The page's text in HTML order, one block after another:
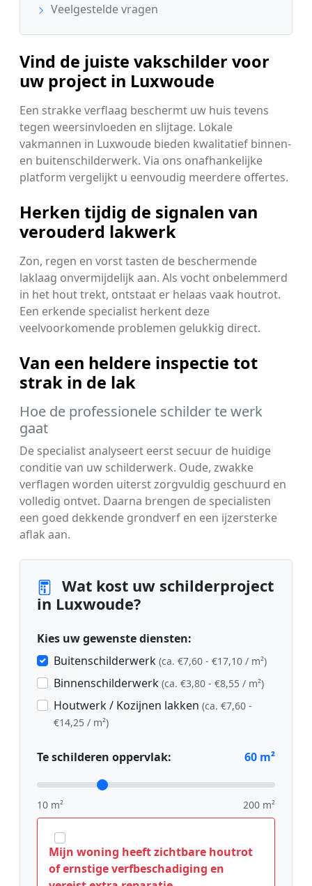
Veelgestelde vragen
Vind de juiste vakschilder voor
uw project in Luxwoude
Een strakke verflaag beschermt uw huis tevens
tegen weersinvloeden en slijtage. Lokale
vakmannen in Luxwoude bieden kwalitatief binnen-
en buitenschilderwerk. Via ons onafhankelijke
platform vergelijkt u eenvoudig meerdere offertes.
Herken tijdig de signalen van
verouderd lakwerk
Zon, regen en vorst tasten de beschermende
laklaag onvermijdelijk aan. Als vocht onbelemmerd
in het hout trekt, ontstaat er helaas vaak houtrot.
Een erkende specialist herkent deze
veelvoorkomende problemen gelukkig direct.
Van een heldere inspectie tot
strak in de lak
Hoe de professionele schilder te werk
gaat
De specialist analyseert eerst secuur de huidige
conditie van uw schilderwerk. Oude, zwakke
verflagen worden uiterst zorgvuldig geschuurd en
volledig ontvet. Daarna brengen de specialisten
een goed dekkende grondverf en een ijzersterke
aflak aan.
Wat kost uw schilderproject
in Luxwoude?
Kies uw gewenste diensten:
Buitenschilderwerk (ca. €7,60 - €17,10 / m²)
Binnenschilderwerk (ca. €3,80 - €8,55 / m²)
Houtwerk / Kozijnen lakken (ca. €7,60 -
€14,25 / m²)
Te schilderen oppervlak: 60 m²
10 m² 200 m²
Mijn woning heeft zichtbare houtrot
of ernstige verfbeschadiging en